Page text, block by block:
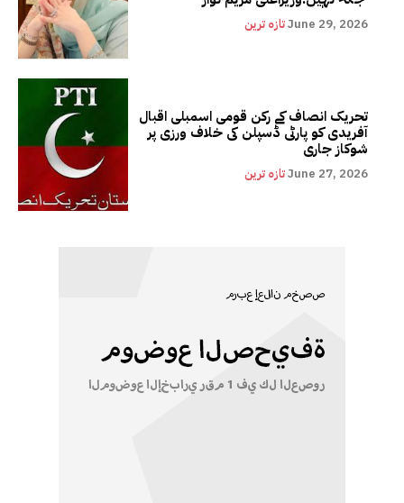
تازہ ترینJune 29, 2026
تحریک انصاف کے رکن قومی اسمبلی اقبال
آفریدی کو پارٹی ڈسپلن کی خلاف ورزی پر
شوکاز جاری
تازہ ترینJune 27, 2026